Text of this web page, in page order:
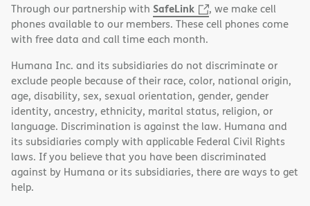
Through our partnership with SafeLink
, we make cell
phones available to our members. These cell phones come
with free data and call time each month.
Humana Inc. and its subsidiaries do not discriminate or
exclude people because of their race, color, national origin,
age, disability, sex, sexual orientation, gender, gender
identity, ancestry, ethnicity, marital status, religion, or
language. Discrimination is against the law. Humana and
its subsidiaries comply with applicable Federal Civil Rights
laws. If you believe that you have been discriminated
against by Humana or its subsidiaries, there are ways to get
help.